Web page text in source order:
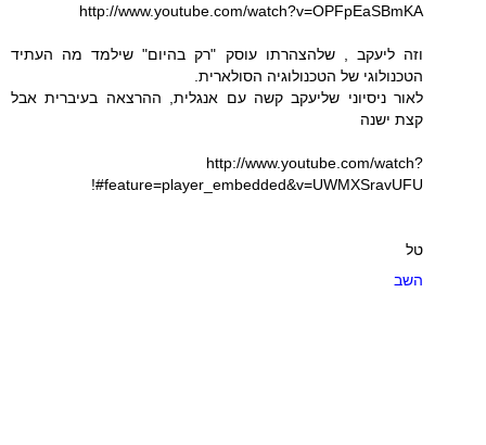
http://www.youtube.com/watch?v=OPFpEaSBmKA
וזה ליעקב , שלהצהרתו עוסק "רק בהיום" שילמד מה העתיד
הטכנולוגי של הטכנולוגיה הסולארית.
לאור ניסיוני שליעקב קשה עם אנגלית, ההרצאה בעיברית אבל
קצת ישנה
http://www.youtube.com/watch?
feature=player_embedded&v=UWMXSravUFU#!
טל
השב